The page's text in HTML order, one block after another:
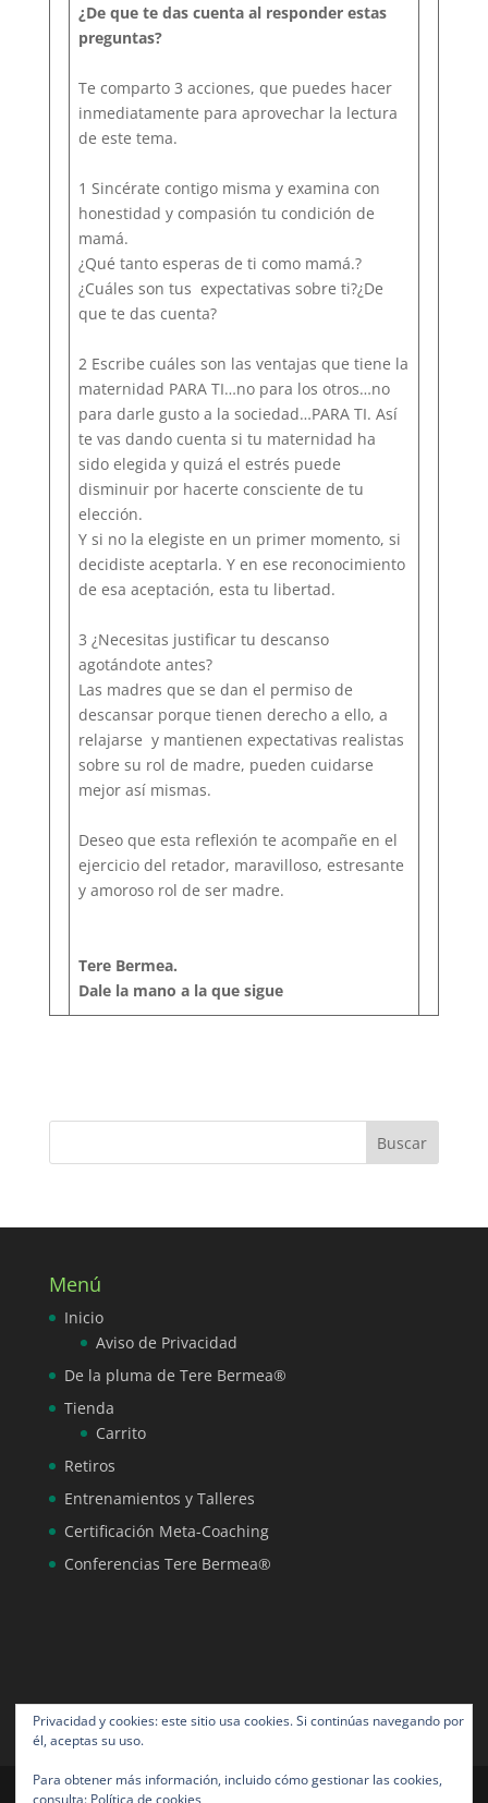
¿De que te das cuenta al responder estas
preguntas?
Te comparto 3 acciones, que puedes hacer
inmediatamente para aprovechar la lectura
de este tema.
1 Sincérate contigo misma y examina con
honestidad y compasión tu condición de
mamá.
¿Qué tanto esperas de ti como mamá.?
¿Cuáles son tus expectativas sobre ti?¿De
que te das cuenta?
2 Escribe cuáles son las ventajas que tiene la
maternidad PARA TI…no para los otros…no
para darle gusto a la sociedad…PARA TI. Así
te vas dando cuenta si tu maternidad ha
sido elegida y quizá el estrés puede
disminuir por hacerte consciente de tu
elección.
Y si no la elegiste en un primer momento, si
decidiste aceptarla. Y en ese reconocimiento
de esa aceptación, esta tu libertad.
3 ¿Necesitas justificar tu descanso
agotándote antes?
Las madres que se dan el permiso de
descansar porque tienen derecho a ello, a
relajarse y mantienen expectativas realistas
sobre su rol de madre, pueden cuidarse
mejor así mismas.
Deseo que esta reflexión te acompañe en el
ejercicio del retador, maravilloso, estresante
y amoroso rol de ser madre.
Tere Bermea.
Dale la mano a la que sigue
Menú
Inicio
Aviso de Privacidad
De la pluma de Tere Bermea®
Tienda
Carrito
Retiros
Entrenamientos y Talleres
Certificación Meta-Coaching
Conferencias Tere Bermea®
Privacidad y cookies: este sitio usa cookies. Si continúas navegando por
él, aceptas su uso.
Para obtener más información, incluido cómo gestionar las cookies,
consulta: Política de cookies